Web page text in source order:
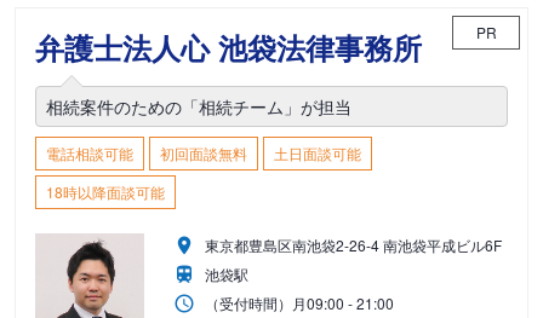
弁護士法人心 池袋法律事務所 PR
相続案件のための「相続チーム」が担当
電話相談可能 初回面談無料
土日面談可能
18時以降面談可能
東京都豊島区南池袋2-26-4 南池袋平成ビル6F
池袋駅
（受付時間） 月09:00 - 21:00